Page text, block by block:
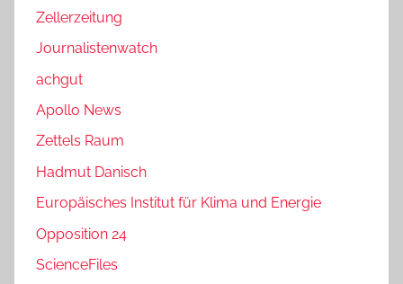
Zellerzeitung
Journalistenwatch
achgut
Apollo News
Zettels Raum
Hadmut Danisch
Europäisches Institut für Klima und Energie
Opposition 24
ScienceFiles